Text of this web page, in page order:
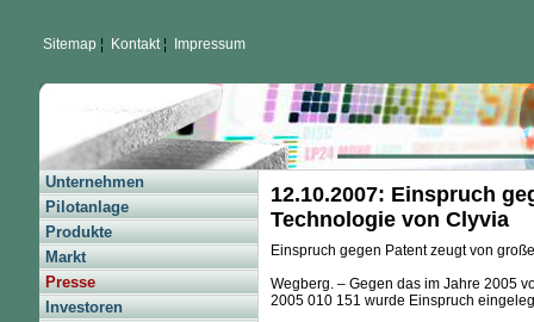
Sitemap¦ Kontakt¦ Impressum
Unternehmen
Pilotanlage
Produkte
Markt
Presse
Investoren
12.10.2007: Einspruch
Technologie von Clyvia
Einspruch gegen Patent zeugt von
Wegberg. – Gegen das im Jahre 2005
2005 010 151 wurde Einspruch